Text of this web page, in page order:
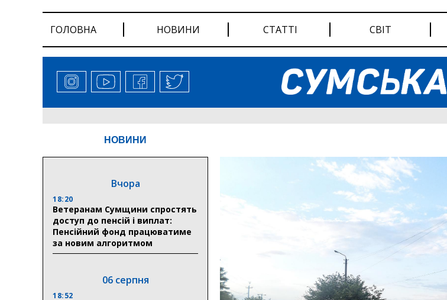
ГОЛОВНА НОВИНИ СТАТТІ СВІТ
НОВИНИ
Вчора
18:20
Ветеранам Сумщини спростять
доступ до пенсій і виплат:
Пенсійний фонд працюватиме
за новим алгоритмом
06 серпня
18:52